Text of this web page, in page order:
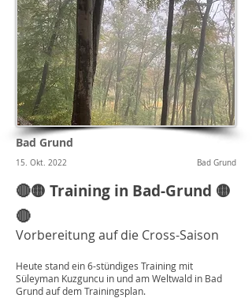
Bad Grund
15. Okt. 2022 Bad Grund
🔴🟡 Training in Bad-Grund 🟡
🔴
Vorbereitung auf die Cross-Saison
Heute stand ein 6-stündiges Training mit
Süleyman Kuzguncu in und am Weltwald in Bad
Grund auf dem Trainingsplan.